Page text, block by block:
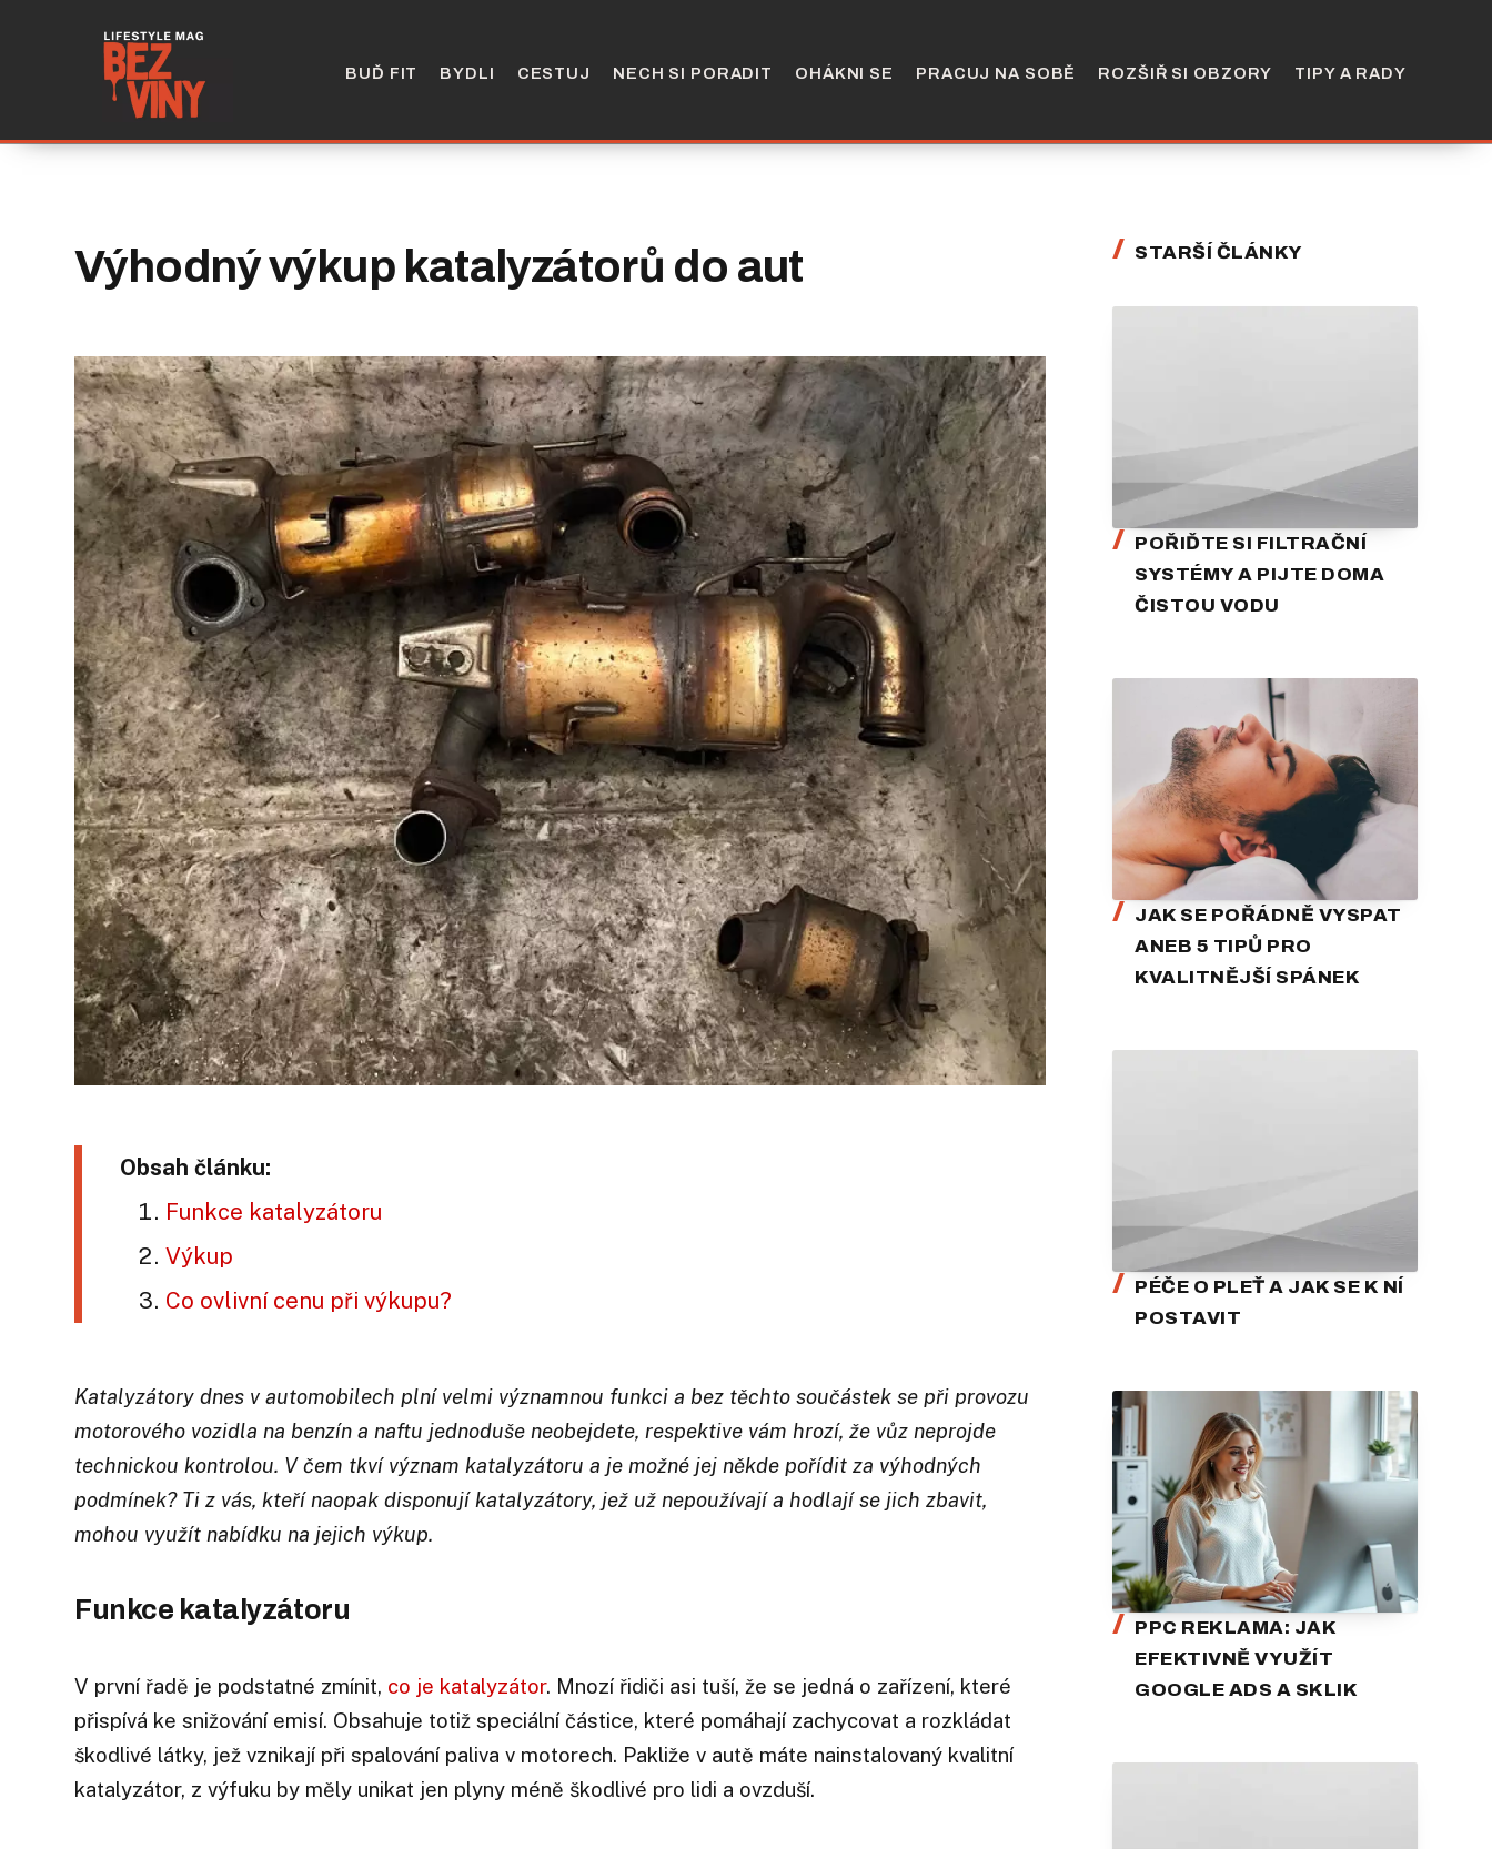
BUĎ FIT BYDLI CESTUJ NECH SI PORADIT OHÁKNI SE PRACUJ NA SOBĚ ROZŠIŘ SI OBZORY TIPY A RADY
Výhodný výkup katalyzátorů do aut
Obsah článku:
Funkce katalyzátoru
Výkup
Co ovlivní cenu při výkupu?
Katalyzátory dnes v automobilech plní velmi významnou funkci a bez těchto součástek se při provozu
motorového vozidla na benzín a naftu jednoduše neobejdete, respektive vám hrozí, že vůz neprojde
technickou kontrolou. V čem tkví význam katalyzátoru a je možné jej někde pořídit za výhodných
podmínek? Ti z vás, kteří naopak disponují katalyzátory, jež už nepoužívají a hodlají se jich zbavit,
mohou využít nabídku na jejich výkup.
Funkce katalyzátoru
V první řadě je podstatné zmínit, co je katalyzátor. Mnozí řidiči asi tuší, že se jedná o zařízení, které
přispívá ke snižování emisí. Obsahuje totiž speciální částice, které pomáhají zachycovat a rozkládat
škodlivé látky, jež vznikají při spalování paliva v motorech. Pakliže v autě máte nainstalovaný kvalitní
katalyzátor, z výfuku by měly unikat jen plyny méně škodlivé pro lidi a ovzduší.
STARŠÍ ČLÁNKY
POŘIĎTE SI FILTRAČNÍ
SYSTÉMY A PIJTE DOMA
ČISTOU VODU
JAK SE POŘÁDNĚ VYSPAT
ANEB 5 TIPŮ PRO
KVALITNĚJŠÍ SPÁNEK
PÉČE O PLEŤ A JAK SE K NÍ
POSTAVIT
PPC REKLAMA: JAK
EFEKTIVNĚ VYUŽÍT
GOOGLE ADS A SKLIK